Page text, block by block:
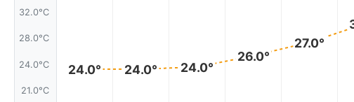
32.0°C
28.0°C
24.0°C
21.0°C
24.0° 24.0° 24.0°
26.0°
27.0°